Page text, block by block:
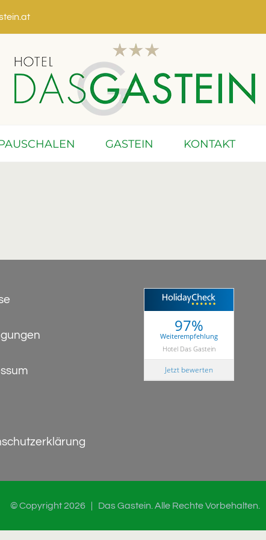
GASTEIN KONTAKT
97%
Weiterempfehlung
Hotel Das Gastein
Jetzt bewerten
© Copyright2026 | Das Gastein. Alle Rechte Vorbehalten.